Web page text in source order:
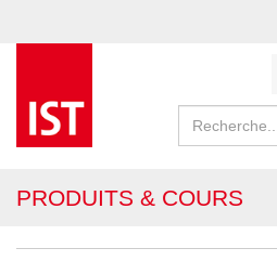
PRODUITS & COURS